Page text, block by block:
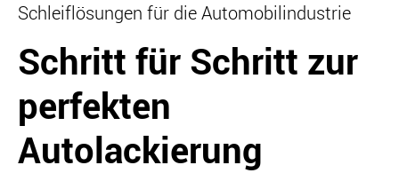
Schleiflösungen für die Automobilindustrie
Schritt für Schritt zur
perfekten
Autolackierung